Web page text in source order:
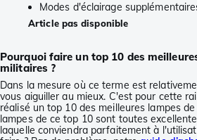
Modes d'éclairage
Article pas disponible
Pourquoi faire un top 10 des
militaires ?
Dans la mesure où ce terme est
vous aiguiller au mieux. C'est pour cette
réalisé un top 10 des meilleures lampes
lampes de ce top 10 sont toutes
laquelle conviendra parfaitement à